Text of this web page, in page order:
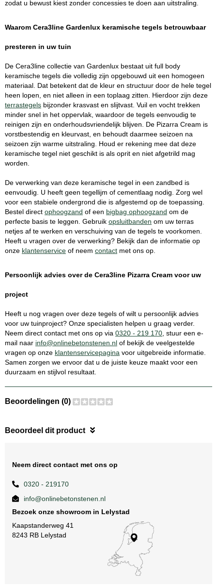
zodat u bewust kiest zonder concessies te doen aan uitstraling.
Waarom Cera3line Gardenlux keramische tegels betrouwbaar
presteren in uw tuin
De Cera3line collectie van Gardenlux bestaat uit full body
keramische tegels die volledig zijn opgebouwd uit een homogeen
materiaal. Dat betekent dat de kleur en structuur door de hele tegel
heen lopen, en niet alleen in een toplaag zitten. Hierdoor zijn deze
terrastegels bijzonder krasvast en slijtvast. Vuil en vocht trekken
minder snel in het oppervlak, waardoor de tegels eenvoudig te
reinigen zijn en onderhoudsvriendelijk blijven. De Pizarra Cream is
vorstbestendig en kleurvast, en behoudt daarmee seizoen na
seizoen zijn warme uitstraling. Houd er rekening mee dat deze
keramische tegel niet geschikt is als oprit en niet afgetrild mag
worden.
De verwerking van deze keramische tegel in een zandbed is
eenvoudig. U heeft geen tegellijm of cementlaag nodig. Zorg wel
voor een stabiele ondergrond die is afgestemd op de toepassing.
Bestel direct ophoogzand of een bigbag ophoogzand om de
perfecte basis te leggen. Gebruik opsluitbanden om uw terras
netjes af te werken en verschuiving van de tegels te voorkomen.
Heeft u vragen over de verwerking? Bekijk dan de informatie op
onze klantenservice of neem contact met ons op.
Persoonlijk advies over de Cera3line Pizarra Cream voor uw
project
Heeft u nog vragen over deze tegels of wilt u persoonlijk advies
voor uw tuinproject? Onze specialisten helpen u graag verder.
Neem direct contact met ons op via 0320 - 219 170 , stuur een e-
mail naar info@onlinebetonstenen.nl of bekijk de veelgestelde
vragen op onze klantenservicepagina voor uitgebreide informatie.
Samen zorgen we ervoor dat u de juiste keuze maakt voor een
duurzaam en stijlvol resultaat.
Beoordelingen (0)
Beoordeel dit product
Neem direct contact met ons op
0320 - 219170
info@onlinebetonstenen.nl
Bezoek onze showroom in Lelystad
Kaapstanderweg 41
8243 RB Lelystad